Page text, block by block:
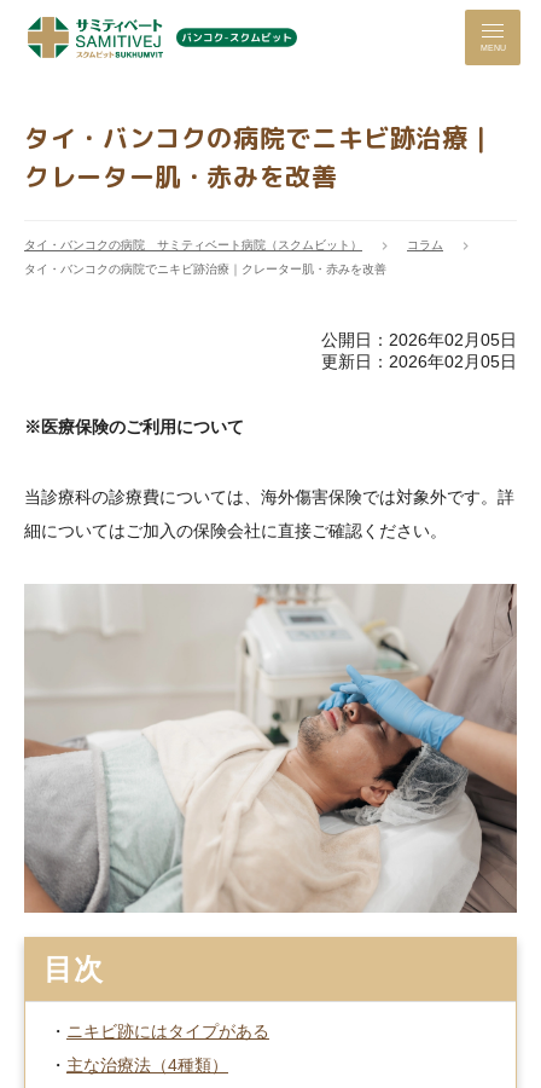
MENU
タイ・バンコクの病院でニキビ跡治療｜
クレーター肌・赤みを改善
タイ・バンコクの病院 サミティベート病院（スクムビット）
コラム
タイ・バンコクの病院でニキビ跡治療｜クレーター肌・赤みを改善
公開日：2026年02月05日
更新日：2026年02月05日
※医療保険のご利用について
当診療科の診療費については、海外傷害保険では対象外です。詳
細についてはご加入の保険会社に直接ご確認ください。
目次
・ ニキビ跡にはタイプがある
・ 主な治療法（4種類）